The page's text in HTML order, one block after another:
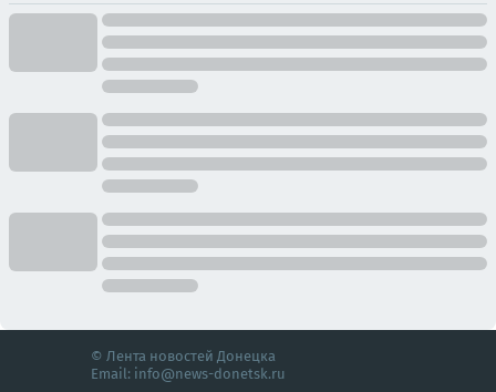
© Лента новостей Донецка
Email: info@news-donetsk.ru